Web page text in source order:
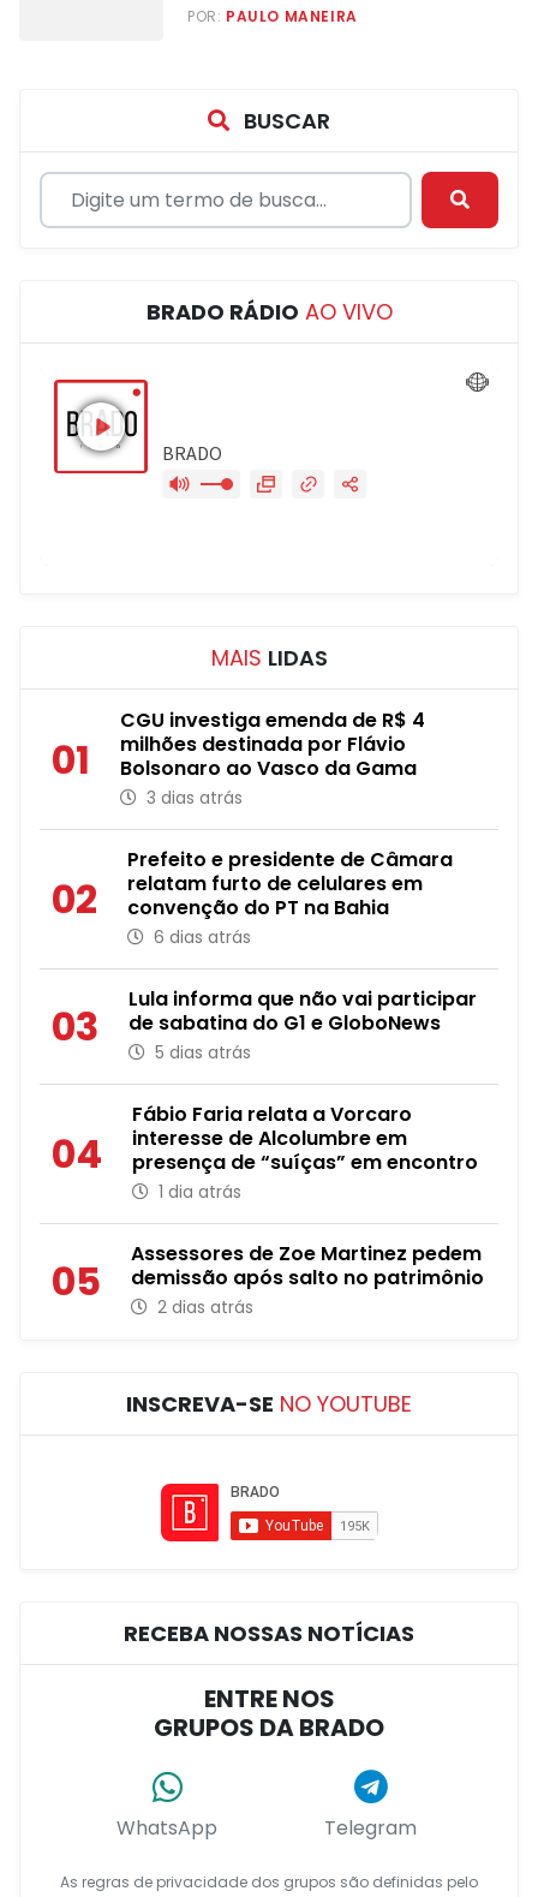
POR: PAULO MANEIRA
BUSCAR
BRADO RÁDIO AO VIVO
MAIS LIDAS
01
CGU investiga emenda de R$ 4
milhões destinada por Flávio
Bolsonaro ao Vasco da Gama
3 dias atrás
02
Prefeito e presidente de Câmara
relatam furto de celulares em
convenção do PT na Bahia
6 dias atrás
03
Lula informa que não vai participar
de sabatina do G1 e GloboNews
5 dias atrás
04
Fábio Faria relata a Vorcaro
interesse de Alcolumbre em
presença de “suíças” em encontro
1 dia atrás
05
Assessores de Zoe Martinez pedem
demissão após salto no patrimônio
2 dias atrás
INSCREVA-SE NO YOUTUBE
RECEBA NOSSAS NOTÍCIAS
ENTRE NOS
GRUPOS DA BRADO
WhatsApp Telegram
As regras de privacidade dos grupos são definidas pelo